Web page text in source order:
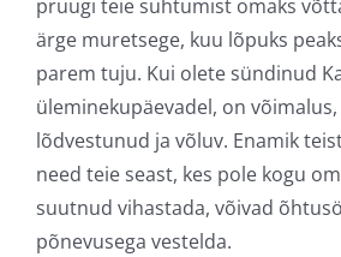
pruugi teie suhtumist omaks
ärge muretsege, kuu lõpuks
parem tuju. Kui olete sündinud
üleminekupäevadel, on
lõdvestunud ja võluv. Enamik
need teie seast, kes pole kogu
suutnud vihastada, võivad
põnevusega vestelda.